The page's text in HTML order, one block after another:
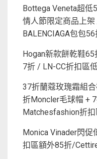
Bottega Veneta超
情人節限定商品上
BALENCIAGA包包
Hogan新款餅乾鞋
7折 / LN-CC折扣區
37折蘭蔻玫瑰霜組
折Moncler毛球帽 +
Matchesfashion折
Monica Vinader閃
扣區額外85折/